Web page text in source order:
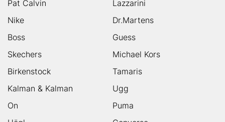
Pat Calvin
Lazzarini
Nike
Dr.Martens
Boss
Guess
Skechers
Michael Kors
Birkenstock
Tamaris
Kalman & Kalman
Ugg
On
Puma